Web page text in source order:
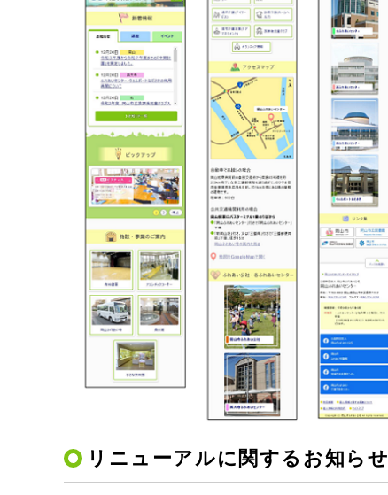
リニューアルに関するお知らせ